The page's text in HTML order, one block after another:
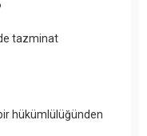
tazminat
hükümlülüğünden